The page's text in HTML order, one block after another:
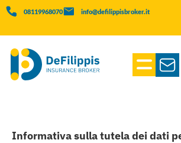
08119968070 info@defilippisbroker.it
Informativa sulla tutela dei dati